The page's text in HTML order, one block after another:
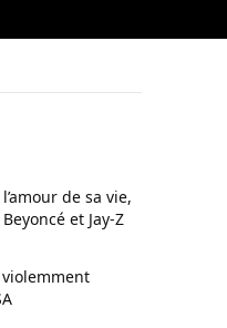
de sa vie,
et Jay-Z
violemment